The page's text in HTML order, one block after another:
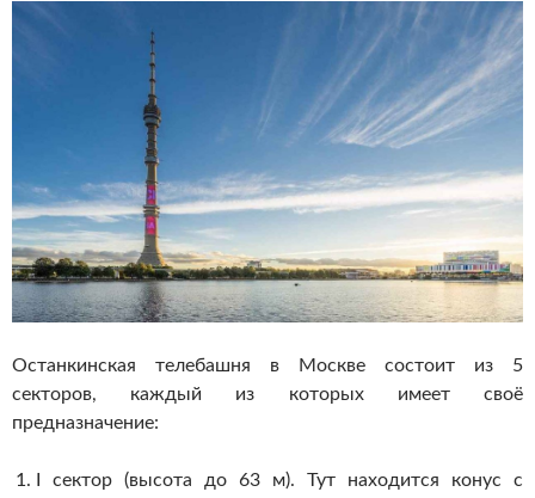
Останкинская телебашня в Москве состоит из 5
секторов, каждый из которых имеет своё
предназначение:
I сектор (высота до 63 м). Тут находится конус с